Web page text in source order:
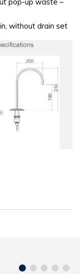
without drain set